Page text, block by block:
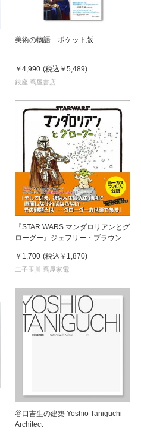
美術の物語 ポケット版
￥4,990 (税込 ￥5,489)
銀座 蔦屋書店
『STAR WARS マンダロリアンとグ
ローグー』ジェフリー・ブラウン
出版
￥1,700 (税込 ￥1,870)
二子玉川 蔦屋家電
谷口吉生の建築 Yoshio Taniguchi
Architect